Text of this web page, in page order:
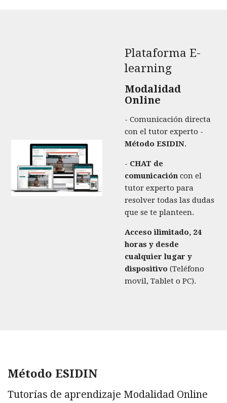
Plataforma E-
learning
Modalidad
Online
- Comunicación directa
con el tutor experto -
Método ESIDIN.
- CHAT de
comunicación con el
tutor experto para
resolver todas las dudas
que se te planteen.
Acceso ilimitado, 24
horas y desde
cualquier lugar y
dispositivo(Teléfono
movil, Tablet o PC).
Método ESIDIN
Tutorías de aprendizaje Modalidad Online